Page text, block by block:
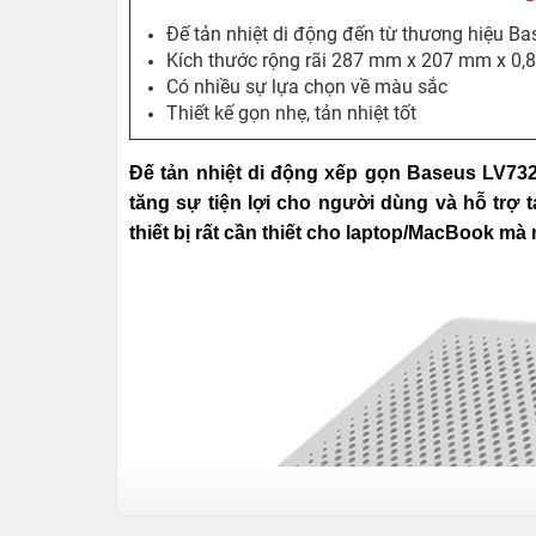
Đế tản nhiệt di động đến từ thương hiệu
Kích thước rộng rãi 287 mm x 207 mm x
Có nhiều sự lựa chọn về màu sắc
Thiết kế gọn nhẹ, tản nhiệt tốt
Đế tản nhiệt di động xếp gọn Baseus
tăng sự tiện lợi cho người dùng và hỗ trợ
thiết bị rất cần thiết cho laptop/MacBook